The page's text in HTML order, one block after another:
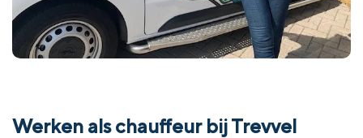
Werken als chauffeur bij Trevvel